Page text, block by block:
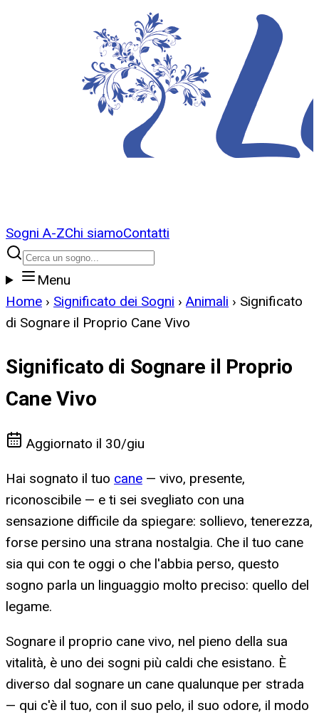
Sogni A-ZChi siamoContatti
Menu
Home › Significato dei Sogni › Animali › Significato
di Sognare il Proprio Cane Vivo
Significato di Sognare il Proprio
Cane Vivo
Aggiornato il 30/giu
Hai sognato il tuo cane — vivo, presente,
riconoscibile — e ti sei svegliato con una
sensazione difficile da spiegare: sollievo, tenerezza,
forse persino una strana nostalgia. Che il tuo cane
sia qui con te oggi o che l'abbia perso, questo
sogno parla un linguaggio molto preciso: quello del
legame.
Sognare il proprio cane vivo, nel pieno della sua
vitalità, è uno dei sogni più caldi che esistano. È
diverso dal sognare un cane qualunque per strada
— qui c'è il tuo, con il suo pelo, il suo odore, il modo